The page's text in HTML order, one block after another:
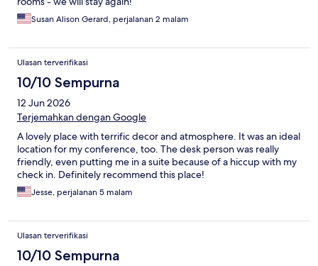
Susan Alison Gerard, perjalanan 2 malam
Ulasan terverifikasi
10/10 Sempurna
12 Jun 2026
Terjemahkan dengan Google
A lovely place with terrific decor and atmosphere. It was an ideal
location for my conference, too. The desk person was really
friendly, even putting me in a suite because of a hiccup with my
check in. Definitely recommend this place!
Jesse, perjalanan 5 malam
Ulasan terverifikasi
10/10 Sempurna